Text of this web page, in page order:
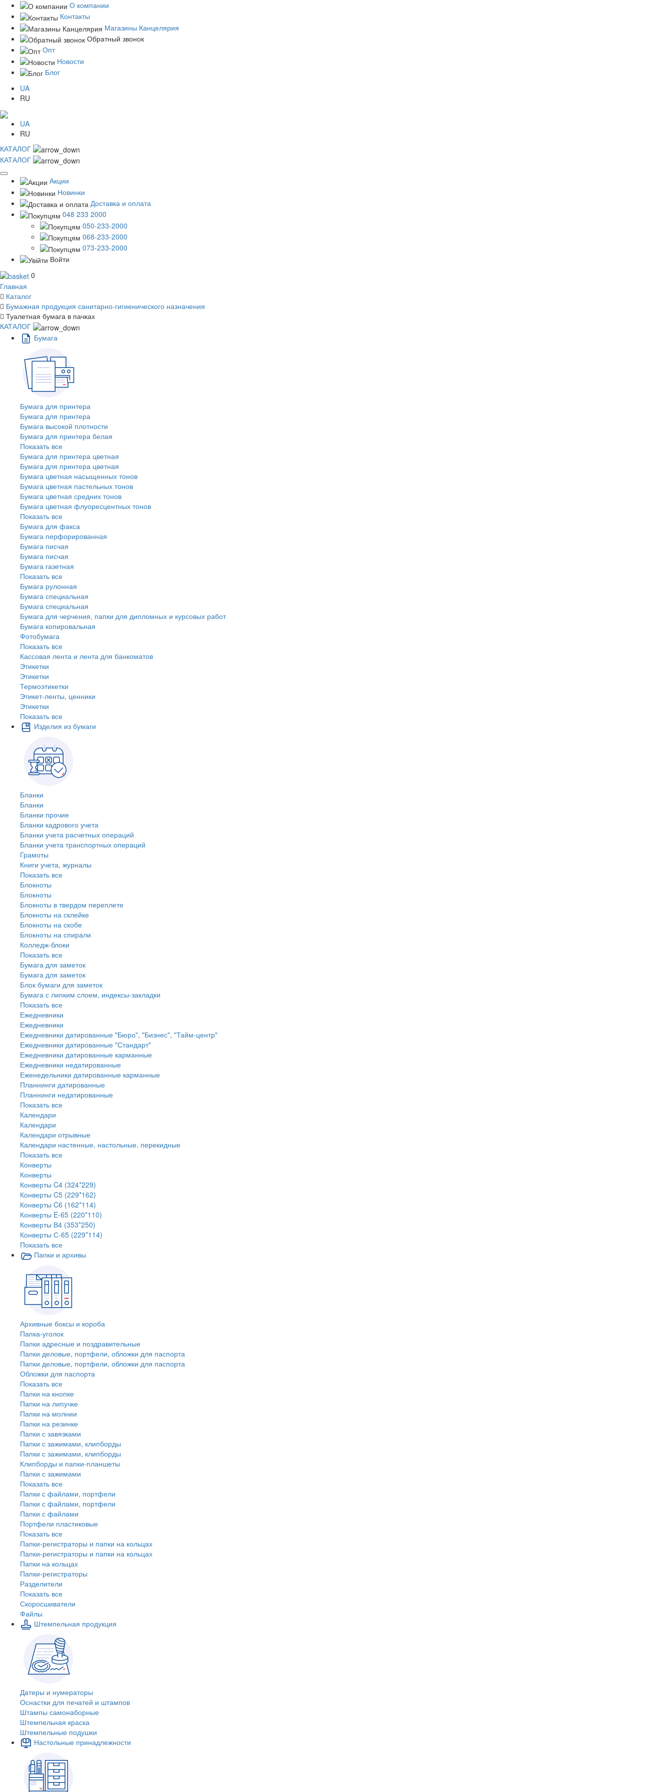
О компании
Контакты
Магазины Канцелярия
Обратный звонок
Опт
Новости
Блог
UA
RU
UA
RU
КАТАЛОГ
КАТАЛОГ
Акции
Новинки
Доставка и оплата
048 233 2000
050-233-2000
068-233-2000
073-233-2000
Войти
0
Главная
Каталог
Бумажная продукция санитарно-гигиенического назначения
Туалетная бумага в пачках
КАТАЛОГ
Бумага
Бумага для принтера
Бумага для принтера
Бумага высокой плотности
Бумага для принтера белая
Показать все
Бумага для принтера цветная
Бумага для принтера цветная
Бумага цветная насыщенных тонов
Бумага цветная пастельных тонов
Бумага цветная средних тонов
Бумага цветная флуоресцентных тонов
Показать все
Бумага для факса
Бумага перфорированная
Бумага писчая
Бумага писчая
Бумага газетная
Показать все
Бумага рулонная
Бумага специальная
Бумага специальная
Бумага для черчения, папки для дипломных и курсовых работ
Бумага копировальная
Фотобумага
Показать все
Кассовая лента и лента для банкоматов
Этикетки
Этикетки
Термоэтикетки
Этикет-ленты, ценники
Этикетки
Показать все
Изделия из бумаги
Бланки
Бланки
Бланки прочие
Бланки кадрового учета
Бланки учета расчетных операций
Бланки учета транспортных операций
Грамоты
Книги учета, журналы
Показать все
Блокноты
Блокноты
Блокноты в твердом переплете
Блокноты на склейке
Блокноты на скобе
Блокноты на спирали
Колледж-блоки
Показать все
Бумага для заметок
Бумага для заметок
Блок бумаги для заметок
Бумага с липким слоем, индексы-закладки
Показать все
Ежедневники
Ежедневники
Ежедневники датированные "Бюро", "Бизнес", "Тайм-центр"
Ежедневники датированные "Стандарт"
Ежедневники датированные карманные
Ежедневники недатированные
Еженедельники датированные карманные
Планнинги датированные
Планнинги недатированные
Показать все
Календари
Календари
Календари отрывные
Календари настенные, настольные, перекидные
Показать все
Конверты
Конверты
Конверты C4 (324*229)
Конверты C5 (229*162)
Конверты C6 (162*114)
Конверты E-65 (220*110)
Конверты В4 (353*250)
Конверты С-65 (229*114)
Показать все
Папки и архивы
Архивные боксы и короба
Папка-уголок
Папки адресные и поздравительные
Папки деловые, портфели, обложки для паспорта
Папки деловые, портфели, обложки для паспорта
Обложки для паспорта
Показать все
Папки на кнопке
Папки на липучке
Папки на молнии
Папки на резинке
Папки с завязками
Папки с зажимами, клипборды
Папки с зажимами, клипборды
Клипборды и папки-планшеты
Папки с зажимами
Показать все
Папки с файлами, портфели
Папки с файлами, портфели
Папки с файлами
Портфели пластиковые
Показать все
Папки-регистраторы и папки на кольцах
Папки-регистраторы и папки на кольцах
Папки на кольцах
Папки-регистраторы
Разделители
Показать все
Скоросшиватели
Файлы
Штемпельная продукция
Датеры и нумераторы
Оснастки для печатей и штампов
Штампы самонаборные
Штемпельная краска
Штемпельные подушки
Настольные принадлежности